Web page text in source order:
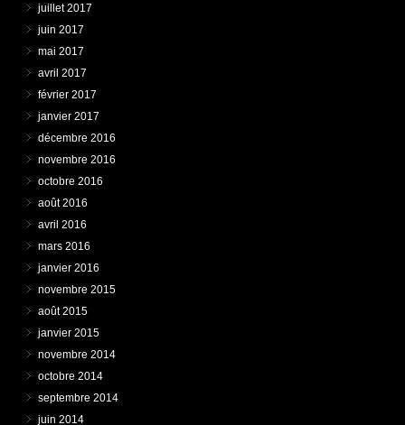
juillet 2017
juin 2017
mai 2017
avril 2017
février 2017
janvier 2017
décembre 2016
novembre 2016
octobre 2016
août 2016
avril 2016
mars 2016
janvier 2016
novembre 2015
août 2015
janvier 2015
novembre 2014
octobre 2014
septembre 2014
juin 2014